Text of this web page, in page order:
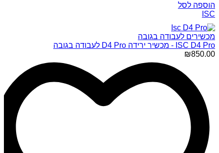
הוספה לסל
ISC
מכשירים לעבודה בגובה
ISC D4 Pro - מכשיר ירידה D4 Pro לעבודה בגובה
₪850.00